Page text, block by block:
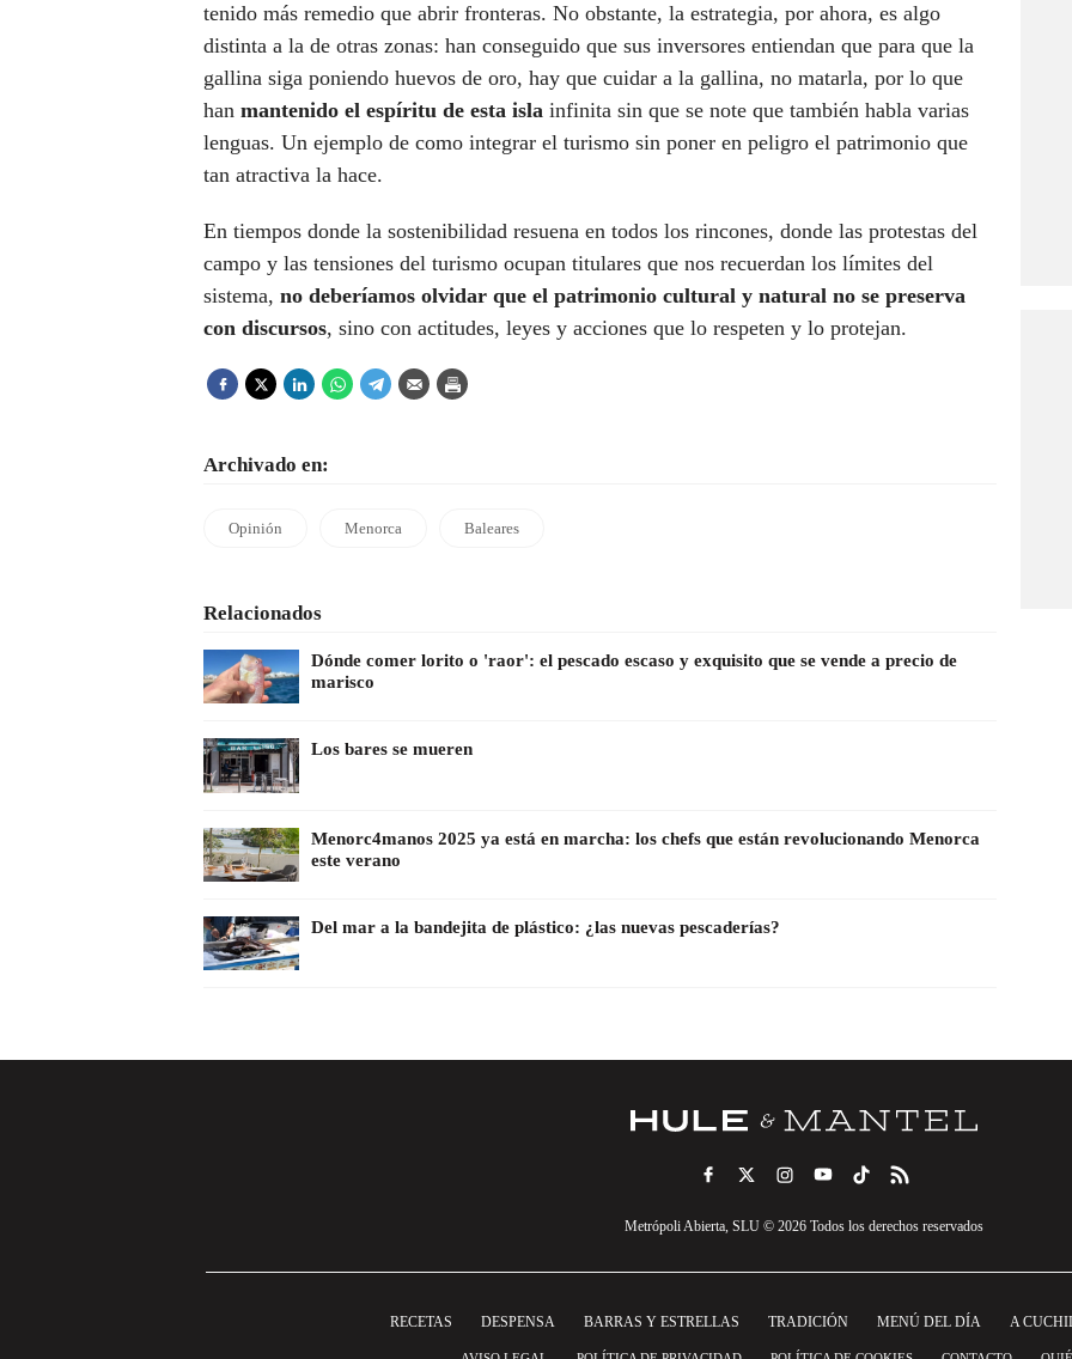
tenido más remedio que abrir fronteras. No obstante, la estrategia, por ahora, es algo
distinta a la de otras zonas: han conseguido que sus inversores entiendan que para que la
gallina siga poniendo huevos de oro, hay que cuidar a la gallina, no matarla, por lo que
han mantenido el espíritu de esta isla infinita sin que se note que también habla varias
lenguas. Un ejemplo de como integrar el turismo sin poner en peligro el patrimonio que
tan atractiva la hace.
En tiempos donde la sostenibilidad resuena en todos los rincones, donde las protestas del
campo y las tensiones del turismo ocupan titulares que nos recuerdan los límites del
sistema, no deberíamos olvidar que el patrimonio cultural y natural no se preserva
con discursos, sino con actitudes, leyes y acciones que lo respeten y lo protejan.
Archivado en:
Opinión Menorca Baleares
Relacionados
Dónde comer lorito o 'raor': el pescado escaso y exquisito que se vende a precio de
marisco
Los bares se mueren
Menorc4manos 2025 ya está en marcha: los chefs que están revolucionando Menorca
este verano
Del mar a la bandejita de plástico: ¿las nuevas pescaderías?
Metrópoli Abierta, SLU © 2026 Todos los derechos reservados
RECETAS DESPENSA BARRAS Y ESTRELLAS TRADICIÓN MENÚ DEL DÍA A